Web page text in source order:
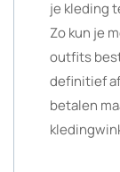
je kleding
Zo kun je
outfits
definitief
betalen